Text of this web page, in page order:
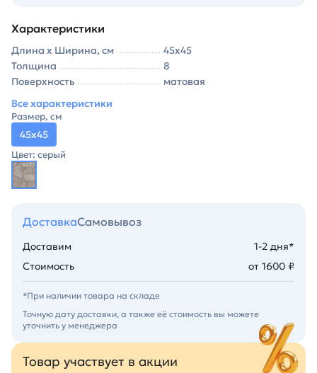
Характеристики
Длина х Ширина, см
45х45
Толщина
8
Поверхность
матовая
Все характеристики
Размер, см
45х45
Цвет: серый
ДоставкаСамовывоз
Доставим
1-2 дня*
Стоимость
от 1600 ₽
*При наличии товара на складе
Точную дату доставки, а также её стоимость вы можете
уточнить у менеджера
Товар участвует в акции